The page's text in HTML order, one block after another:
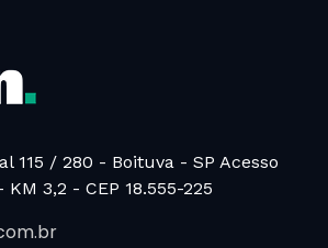
115 / 280 - Boituva - SP Acesso
3,2 - CEP 18.555-225